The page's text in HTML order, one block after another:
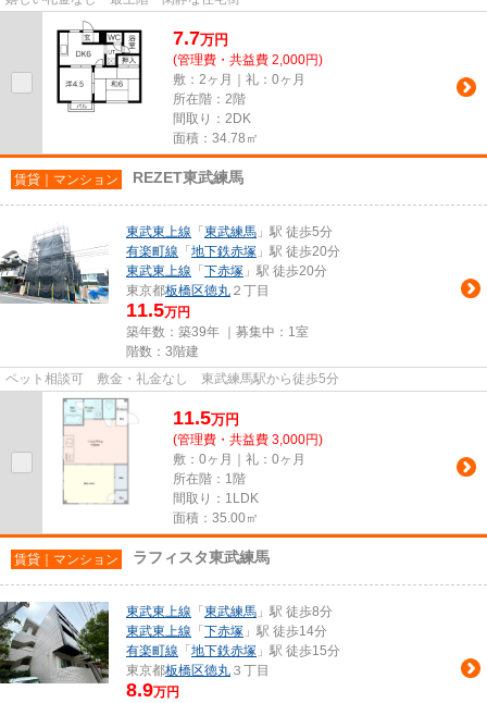
7.7万円
(管理費・共益費 2,000円)
敷：2ヶ月｜礼：0ヶ月
所在階：2階
間取り：2DK
面積：34.78㎡
賃貸｜マンション REZET東武練馬
東武東上線 「 東武練馬 」駅 徒歩5分
有楽町線 「 地下鉄赤塚 」駅 徒歩20分
東武東上線 「 下赤塚 」駅 徒歩20分
東京都板橋区徳丸 ２丁目
11.5万円
築年数：築39年 ｜募集中： 1室
階数：3階建
ペット相談可 敷金・礼金なし 東武練馬駅から徒歩5分
11.5万円
(管理費・共益費 3,000円)
敷：0ヶ月｜礼：0ヶ月
所在階：1階
間取り：1LDK
面積：35.00㎡
賃貸｜マンション ラフィスタ東武練馬
東武東上線 「 東武練馬 」駅 徒歩8分
東武東上線 「 下赤塚 」駅 徒歩14分
有楽町線 「 地下鉄赤塚 」駅 徒歩15分
東京都板橋区徳丸 ３丁目
8.9万円